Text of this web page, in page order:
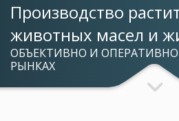
Производство
животных масел и
ОБЪЕКТИВНО И
РЫНКАХ